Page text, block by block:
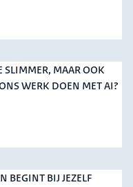
SLIMMER, MAAR OOK
WERK DOEN MET AI?
BEGINT BIJ JEZELF